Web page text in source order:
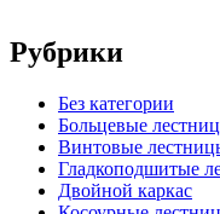
Рубрики
Без категории
Больцевые
Винтовые
Гладкоподшитые
Двойной каркас